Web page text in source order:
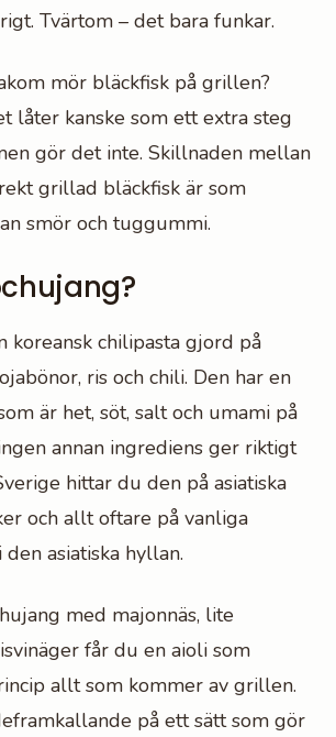
Tvärtom – det bara funkar.
mör bläckfisk på grillen?
låter kanske som ett extra steg
gör det inte. Skillnaden mellan
grillad bläckfisk är som
smör och tuggummi.
koreansk chilipasta gjord på
ris och chili. Den har en
är het, söt, salt och umami på
annan ingrediens ger riktigt
hittar du den på asiatiska
och allt oftare på vanliga
asiatiska hyllan.
med majonnäs, lite
får du en aioli som
allt som kommer av grillen.
på ett sätt som gör